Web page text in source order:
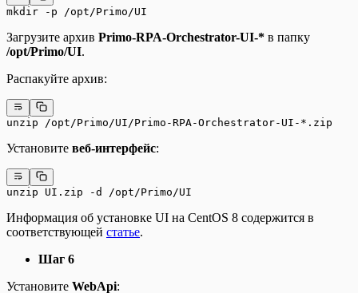
mkdir -p /opt/Primo/UI
Загрузите архив Primo-RPA-Orchestrator-UI-* в папку
/opt/Primo/UI.
Распакуйте архив:
unzip /opt/Primo/UI/Primo-RPA-Orchestrator-UI-*.zip
Установите веб-интерфейс:
unzip UI.zip -d /opt/Primo/UI
Информация об установке UI на CentOS 8 содержится в
соответствующей статье.
Шаг 6
Установите WebApi: